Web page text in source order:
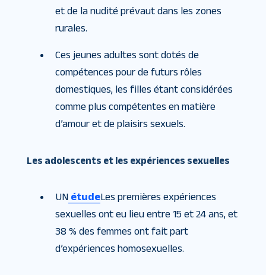
et de la nudité prévaut dans les zones
rurales.
Ces jeunes adultes sont dotés de
compétences pour de futurs rôles
domestiques, les filles étant considérées
comme plus compétentes en matière
d’amour et de plaisirs sexuels.
Les adolescents et les expériences sexuelles
UNétudeLes premières expériences
sexuelles ont eu lieu entre 15 et 24 ans, et
38 % des femmes ont fait part
d’expériences homosexuelles.